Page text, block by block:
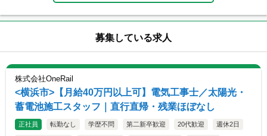
募集している求人
株式会社OneRail
<横浜市>【月給40万円以上可】電気工事士／太陽光・
蓄電池施工スタッフ｜直行直帰・残業ほぼなし
正社員 転勤なし 学歴不問 第二新卒歓迎 20代歓迎 週休2日